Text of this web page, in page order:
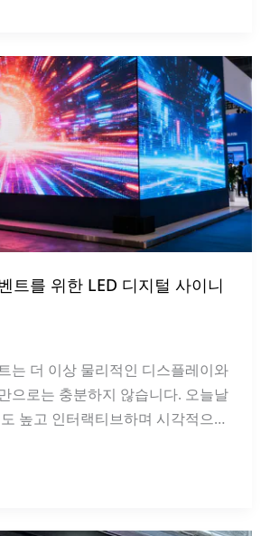
트를 위한 LED 디지털 사이니
는 더 이상 물리적인 디스플레이와
으로는 충분하지 않습니다. 오늘날
높고 인터랙티브하며 시각적으로
주최자는 관심을 끌고 정보를 전